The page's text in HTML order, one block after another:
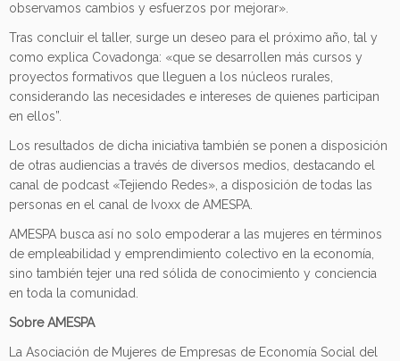
observamos cambios y esfuerzos por mejorar».
Tras concluir el taller, surge un deseo para el próximo año, tal y
como explica Covadonga: «que se desarrollen más cursos y
proyectos formativos que lleguen a los núcleos rurales,
considerando las necesidades e intereses de quienes participan
en ellos”.
Los resultados de dicha iniciativa también se ponen a disposición
de otras audiencias a través de diversos medios, destacando el
canal de podcast «Tejiendo Redes», a disposición de todas las
personas en el canal de Ivoxx de AMESPA.
AMESPA busca así no solo empoderar a las mujeres en términos
de empleabilidad y emprendimiento colectivo en la economía,
sino también tejer una red sólida de conocimiento y conciencia
en toda la comunidad.
Sobre AMESPA
La Asociación de Mujeres de Empresas de Economía Social del